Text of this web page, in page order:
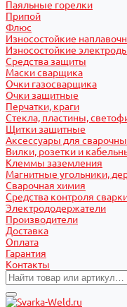
Паяльные горелки
Припой
Флюс
Износостойкие
Износостойкие
Средства защиты
Маски сварщика
Очки газосварщика
Очки защитные
Перчатки, краги
Стекла, пластины,
Щитки защитные
Аксессуары для
Вилки, розетки и
Клеммы заземления
Магнитные угольники,
Сварочная химия
Средства контроля
Электрододержатели
Производители
Доставка
Оплата
Гарантия
Контакты